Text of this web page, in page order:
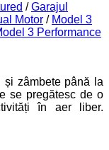
/Garajul
Motor / Model 3
3 Performance
și zâmbete până la
se pregătesc de o
în aer liber.